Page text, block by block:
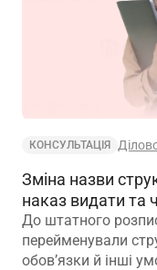
КОНСУЛЬТАЦІЯ
Зміна назви
наказ видати та
До штатного
перейменували
обов’язки й інші